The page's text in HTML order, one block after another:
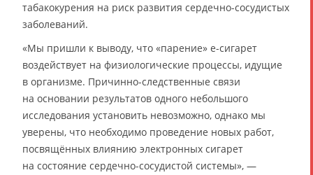
табакокурения на риск развития сердечно-сосудистых
заболеваний.
«Мы пришли к выводу, что «парение» e-сигарет
воздействует на физиологические процессы, идущие
в организме. Причинно-следственные связи
на основании результатов одного небольшого
исследования установить невозможно, однако мы
уверены, что необходимо проведение новых работ,
посвящённых влиянию электронных сигарет
на состояние сердечно-сосудистой системы», —